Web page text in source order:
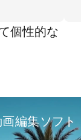
個性的な
編集ソフト